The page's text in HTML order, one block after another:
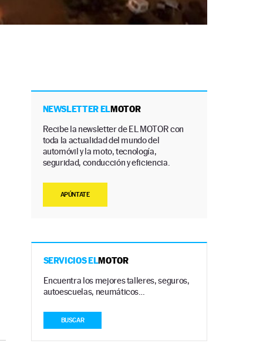
NEWSLETTER ELMOTOR
Recibe la newsletter de EL MOTOR con
toda la actualidad del mundo del
automóvil y la moto, tecnología,
seguridad, conducción y eficiencia.
APÚNTATE
SERVICIOS ELMOTOR
Encuentra los mejores talleres, seguros,
autoescuelas, neumáticos…
BUSCAR